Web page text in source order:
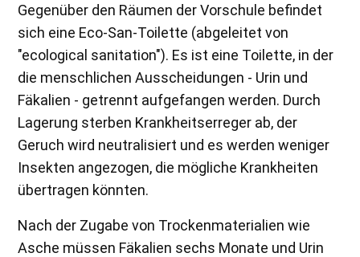
Gegenüber den Räumen der Vorschule befindet
sich eine Eco-San-Toilette (abgeleitet von
"ecological sanitation"). Es ist eine Toilette, in der
die menschlichen Ausscheidungen - Urin und
Fäkalien - getrennt aufgefangen werden. Durch
Lagerung sterben Krankheitserreger ab, der
Geruch wird neutralisiert und es werden weniger
Insekten angezogen, die mögliche Krankheiten
übertragen könnten.
Nach der Zugabe von Trockenmaterialien wie
Asche müssen Fäkalien sechs Monate und Urin